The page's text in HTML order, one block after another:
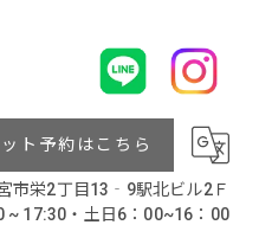
ト予約はこちら
市栄2丁目13‐9駅北ビル2Ｆ
~ 17:30・土日6：00~16：00